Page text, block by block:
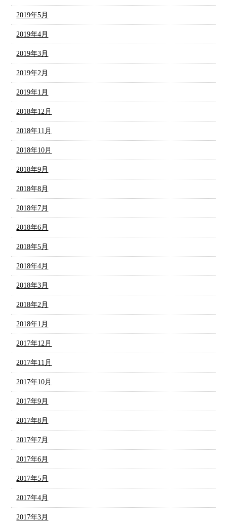
2019年5月
2019年4月
2019年3月
2019年2月
2019年1月
2018年12月
2018年11月
2018年10月
2018年9月
2018年8月
2018年7月
2018年6月
2018年5月
2018年4月
2018年3月
2018年2月
2018年1月
2017年12月
2017年11月
2017年10月
2017年9月
2017年8月
2017年7月
2017年6月
2017年5月
2017年4月
2017年3月